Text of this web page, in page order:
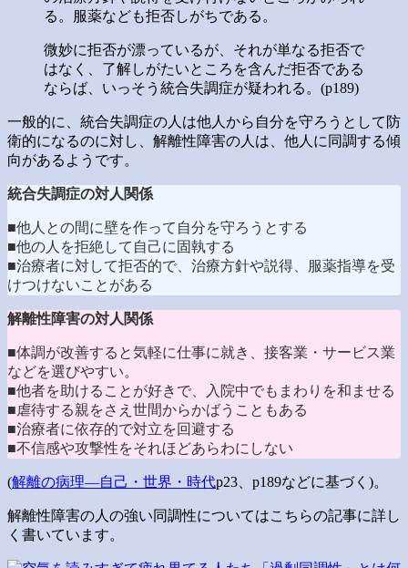
る。服薬なども拒否しがちである。
微妙に拒否が漂っているが、それが単なる拒否で
はなく、了解しがたいところを含んだ拒否である
ならば、いっそう統合失調症が疑われる。(p189)
一般的に、統合失調症の人は他人から自分を守ろうとして防
衛的になるのに対し、解離性障害の人は、他人に同調する傾
向があるようです。
統合失調症の対人関係
■他人との間に壁を作って自分を守ろうとする
■他の人を拒絶して自己に固執する
■治療者に対して拒否的で、治療方針や説得、服薬指導を受
けつけないことがある
解離性障害の対人関係
■体調が改善すると気軽に仕事に就き、接客業・サービス業
などを選びやすい。
■他者を助けることが好きで、入院中でもまわりを和ませる
■虐待する親をさえ世間からかばうこともある
■治療者に依存的で対立を回避する
■不信感や攻撃性をそれほどあらわにしない
(解離の病理―自己・世界・時代p23、p189などに基づく)。
解離性障害の人の強い同調性についてはこちらの記事に詳し
く書いています。